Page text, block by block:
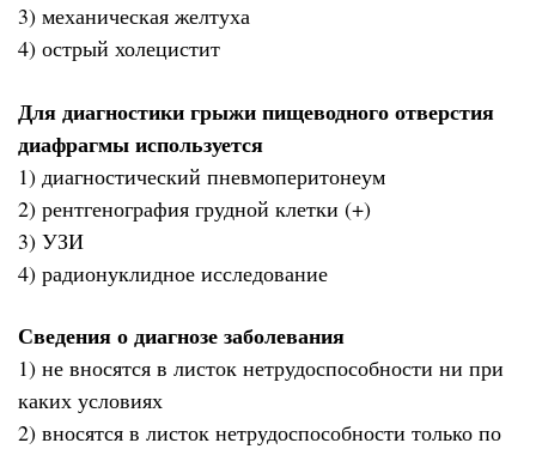
3) механическая желтуха
4) острый холецистит
Для диагностики грыжи пищеводного отверстия
диафрагмы используется
1) диагностический пневмоперитонеум
2) рентгенография грудной клетки (+)
3) УЗИ
4) радионуклидное исследование
Сведения о диагнозе заболевания
1) не вносятся в листок нетрудоспособности ни при
каких условиях
2) вносятся в листок нетрудоспособности только по